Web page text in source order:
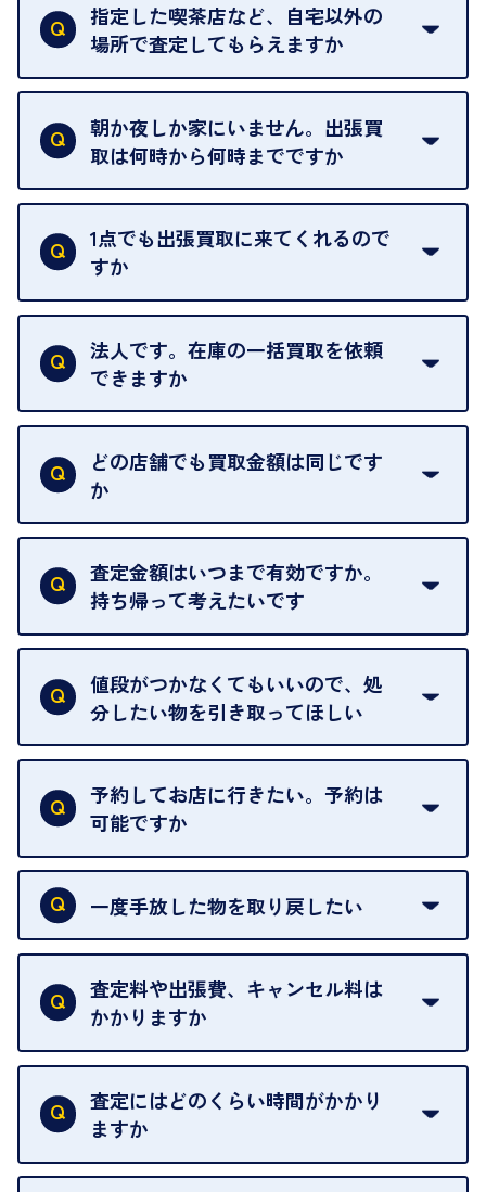
ただけません。
指定した喫茶店など、自宅以外の
場所で査定してもらえますか
ご自宅以外での査定はお引き受けできません。ご指
定のお店や、ほかのお客様への迷惑となることが考
えられるためです。
朝か夜しか家にいません。出張買
取は何時から何時までですか
ご訪問可能時間は、10時から19時です。
ただし、お品物の種類や量によっては対応させてい
ただくことがあります。
1点でも出張買取に来てくれるので
すか
はい。1点でもお伺いします。
法人です。在庫の一括買取を依頼
できますか
はい。喜んで承ります。出張買取をご利用くださ
い。
ご指定の場所にお伺いします。
どの店舗でも買取金額は同じです
か
はい。全店舗一律です。
ただし、中古市場は日々変動するため、査定した日
によって査定額が変わることはございます。
査定金額はいつまで有効ですか。
持ち帰って考えたいです
査定額は当日限り有効です。
中古市場が日々変動するため、翌日には査定額が変
わることがございます。
値段がつかなくてもいいので、処
分したい物を引き取ってほしい
再販不可能な物は、場合によってはお断りすること
がございます。ご了承ください。
予約してお店に行きたい。予約は
可能ですか
申し訳ありませんが、現在はご来店の予約は承って
おりません。
を整えておりますので、お好きな時にお越しくださ
い。
お急ぎの場合はスタッフに一言お声がけください。
可能な限り、迅速に対応させていただきます。
一度手放した物を取り戻したい
当店は質店ではありませんので、買い取ったお品物
は基本的に販売へと回されます。買い戻しはできま
せんので、ご了承ください。
グオフが可能です。
契約破棄という形で、お品物をお戻しすることがで
きます。
売却当日を含む8日間のうちに、お気軽にお申し出
査定料や出張費、キャンセル料は
かかりますか
一切いただいておりません。査定金額にご納得いた
だけない場合は、その場でお断りいただいても問題
ございません。お気軽にご相談ください。
査定にはどのくらい時間がかかり
ますか
お品物の内容や点数によって異なりますが、店頭買